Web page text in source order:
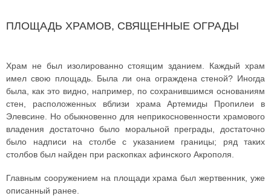
ПЛОЩАДЬ ХРАМОВ, СВЯЩЕННЫЕ ОГРАДЫ
Храм не был изолированно стоящим зданием. Каждый храм
имел свою площадь. Была ли она ограждена стеной? Иногда
была, как это видно, например, по сохранившимся основаниям
стен, расположенных вблизи храма Артемиды Пропилеи в
Элевсине. Но обыкновенно для неприкосновенности храмового
владения достаточно было моральной преграды, достаточно
было надписи на столбе с указанием границы; ряд таких
столбов был найден при раскопках афинского Акрополя.
Главным сооружением на площади храма был жертвенник, уже
описанный ранее.